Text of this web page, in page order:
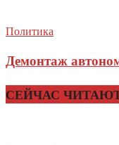
Политика
Демонтаж
СЕЙЧАС